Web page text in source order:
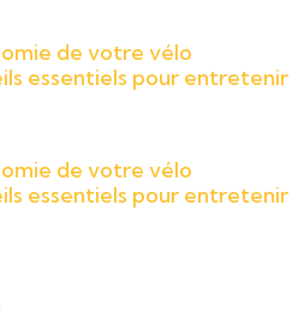
de votre vélo
essentiels pour entretenir
de votre vélo
essentiels pour entretenir